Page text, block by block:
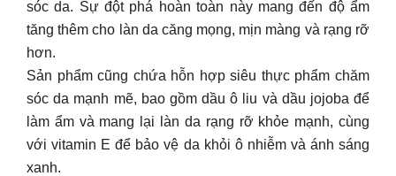
sóc da. Sự đột phá hoàn toàn này mang đến độ ẩm
tăng thêm cho làn da căng mọng, mịn màng và rạng rỡ
hơn.
Sản phẩm cũng chứa hỗn hợp siêu thực phẩm chăm
sóc da mạnh mẽ, bao gồm dầu ô liu và dầu jojoba để
làm ẩm và mang lại làn da rạng rỡ khỏe mạnh, cùng
với vitamin E để bảo vệ da khỏi ô nhiễm và ánh sáng
xanh.